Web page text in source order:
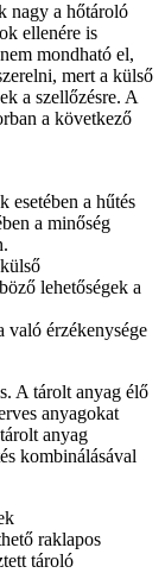
nagy a hőtároló
ellenére is
mondható el,
mert a külső
a szellőzésre. A
a következő
esetében a hűtés
a minőség
lehetőségek a
való érzékenysége
A tárolt anyag élő
anyagokat
anyag
kombinálásával
raklapos
tároló